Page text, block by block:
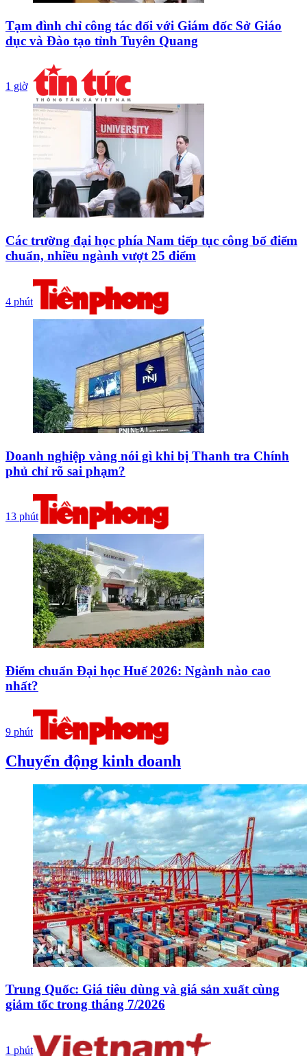
Tạm đình chỉ công tác đối với Giám đốc Sở Giáo
dục và Đào tạo tỉnh Tuyên Quang
1 giờ
Các trường đại học phía Nam tiếp tục công bố điểm
chuẩn, nhiều ngành vượt 25 điểm
4 phút
Doanh nghiệp vàng nói gì khi bị Thanh tra Chính
phủ chỉ rõ sai phạm?
13 phút
Điểm chuẩn Đại học Huế 2026: Ngành nào cao
nhất?
9 phút
Chuyển động kinh doanh
Trung Quốc: Giá tiêu dùng và giá sản xuất cùng
giảm tốc trong tháng 7/2026
1 phút